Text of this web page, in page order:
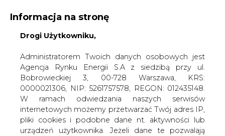
KONTAKT:
WYDAWCA PORTALU:
WYSOKI KONTRAST WIELKOŚĆ TEKSTU A A
ZALOGUJ SIĘ
Informacja na stronę
Drogi Użytkowniku,
Administratorem Twoich danych osobowych jest
Agencja Rynku Energii S.A z siedzibą przy ul.
Bobrowieckiej 3, 00-728 Warszawa, KRS:
0000021306, NIP: 5261757578, REGON: 012435148.
W ramach odwiedzania naszych serwisów
internetowych możemy przetwarzać Twój adres IP,
pliki cookies i podobne dane nt. aktywności lub
urządzeń użytkownika. Jeżeli dane te pozwalają